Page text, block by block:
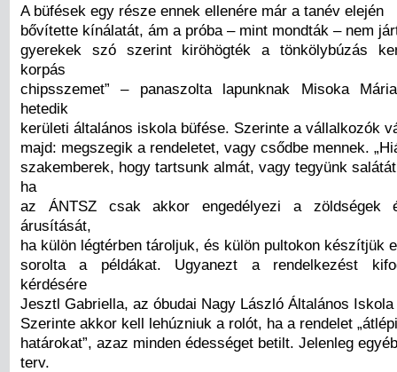
A büfések egy része ennek ellenére már a tanév elején
bővítette kínálatát, ám a próba – mint mondták – nem
gyerekek szó szerint kiröhögték a tönkölybúzás
korpás
chipsszemet” – panaszolta lapunknak Misoka
hetedik
kerületi általános iskola büfése. Szerinte a vállalkozók
majd: megszegik a rendeletet, vagy csődbe mennek.
szakemberek, hogy tartsunk almát, vagy tegyünk
ha
az ÁNTSZ csak akkor engedélyezi a zöldségek
árusítását,
ha külön légtérben tároljuk, és külön pultokon készítjük
sorolta a példákat. Ugyanezt a rendelkezést
kérdésére
Jesztl Gabriella, az óbudai Nagy László Általános
Szerinte akkor kell lehúzniuk a rolót, ha a rendelet
határokat”, azaz minden édességet betilt. Jelenleg
terv.